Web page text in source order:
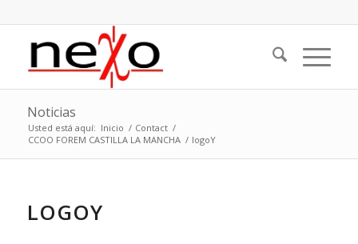
Noticias
Usted está aquí: Inicio / Contact /
CCOO FOREM CASTILLA LA MANCHA / logoY
LOGOY